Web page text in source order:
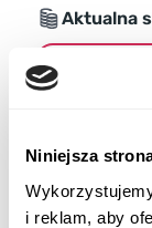
Niniejsza
i reklam, aby
Aktualna